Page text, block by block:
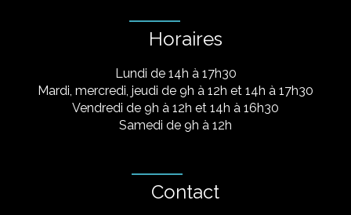
Horaires
Lundi de 14h à 17h30
Mardi, mercredi, jeudi de 9h à 12h et 14h à 17h30
Vendredi de 9h à 12h et 14h à 16h30
Samedi de 9h à 12h
Contact